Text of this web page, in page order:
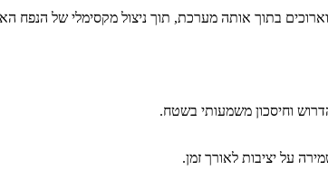
בתוך אותה מערכת, תוך ניצול מקסימלי של הנפח
וחיסכון משמעותי בשטח.
על יציבות לאורך זמן.